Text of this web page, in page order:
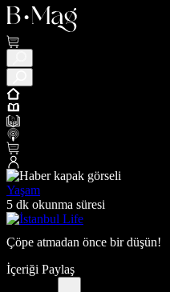
Yaşam
5 dk okunma süresi
Çöpe atmadan önce bir düşün!
İçeriği Paylaş